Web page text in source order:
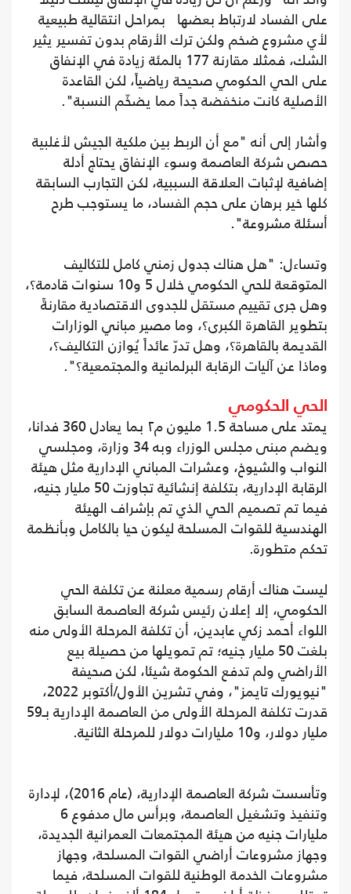
على الفساد لارتباط بعضها بمراحل انتقالية طبيعية
لأي مشروع ضخم ولكن ترك الأرقام بدون تفسير يثير
الشك، فمثلا مقارنة 177 بالمئة زيادة في الإنفاق
على الحي الحكومي صحيحة رياضياً، لكن القاعدة
الأصلية كانت منخفضة جداً مما يضخّم النسبة".
وأشار إلى أنه "مع أن الربط بين ملكية الجيش لأغلبية
حصص شركة العاصمة وسوء الإنفاق يحتاج أدلة
إضافية لإثبات العلاقة السببية، لكن التجارب السابقة
كلها خير برهان على حجم الفساد، ما يستوجب طرح
أسئلة مشروعة".
وتساءل: "هل هناك جدول زمني كامل للتكاليف
المتوقعة للحي الحكومي خلال 5 و10 سنوات قادمة؟،
وهل جرى تقييم مستقل للجدوى الاقتصادية مقارنةً
بتطوير القاهرة الكبرى؟، وما مصير مباني الوزارات
القديمة بالقاهرة؟، وهل تدرّ عائداً يُوازن التكاليف؟،
وماذا عن آليات الرقابة البرلمانية والمجتمعية؟".
الحي الحكومي
يمتد على مساحة 1.5 مليون م٢ بما يعادل 360 فدانا،
ويضم مبنى مجلس الوزراء وبه 34 وزارة، ومجلسي
النواب والشيوخ، وعشرات المباني الإدارية مثل هيئة
الرقابة الإدارية، بتكلفة إنشائية تجاوزت 50 مليار جنيه،
فيما تم تصميم الحي الذي تم بإشراف الهيئة
الهندسية للقوات المسلحة ليكون حيا بالكامل وبأنظمة
تحكم متطورة.
ليست هناك أرقام رسمية معلنة عن تكلفة الحي
الحكومي، إلا إعلان رئيس شركة العاصمة السابق
اللواء أحمد زكي عابدين، أن تكلفة المرحلة الأولى منه
بلغت 50 مليار جنيه؛ تم تمويلها من حصيلة بيع
الأراضي ولم تدفع الحكومة شيئا، لكن صحيفة
"نيويورك تايمز"، وفي تشرين الأول/أكتوبر 2022،
قدرت تكلفة المرحلة الأولى من العاصمة الإدارية بـ59
مليار دولار، و10 مليارات دولار للمرحلة الثانية.
وتأسست شركة العاصمة الإدارية، (عام 2016)، لإدارة
وتنفيذ وتشغيل العاصمة، وبرأس مال مدفوع 6
مليارات جنيه من هيئة المجتمعات العمرانية الجديدة،
وجهاز مشروعات أراضي القوات المسلحة، وجهاز
مشروعات الخدمة الوطنية للقوات المسلحة، فيما